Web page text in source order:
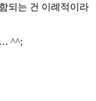
되는 건 이례적이라
^^;